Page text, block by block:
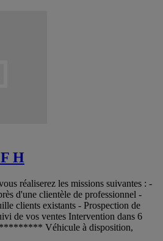
H
réaliserez les missions suivantes : -
d'une clientèle de professionnel -
clients existants - Prospection de
de vos ventes Intervention dans 6
Véhicule à disposition,